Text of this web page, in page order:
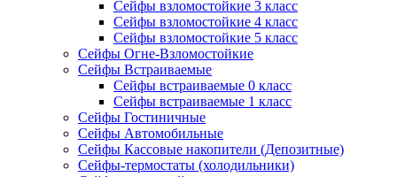
Сейфы взломостойкие 3 класс
Сейфы взломостойкие 4 класс
Сейфы взломостойкие 5 класс
Сейфы Огне-Взломостойкие
Сейфы Встраиваемые
Сейфы встраиваемые 0 класс
Сейфы встраиваемые 1 класс
Сейфы Гостиничные
Сейфы Автомобильные
Сейфы Кассовые накопители (Депозитные)
Сейфы-термостаты (холодильники)